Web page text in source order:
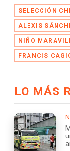
SELECCIÓN
ALEXIS
NIÑO
FRANCIS
LO MÁS